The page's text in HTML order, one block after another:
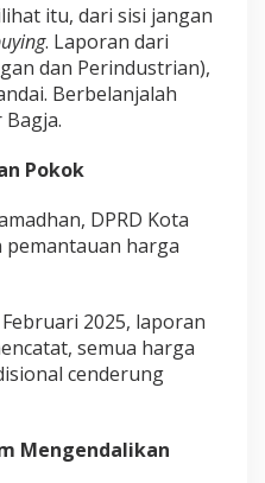
itu, dari sisi jangan
. Laporan dari
dan Perindustrian),
Berbelanjalah
Pokok
DPRD Kota
harga
2025, laporan
semua harga
cenderung
Mengendalikan